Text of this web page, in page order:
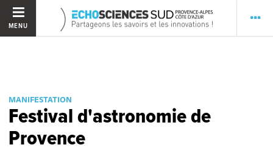
MENU
MANIFESTATION
Festival d'astronomie de
Provence